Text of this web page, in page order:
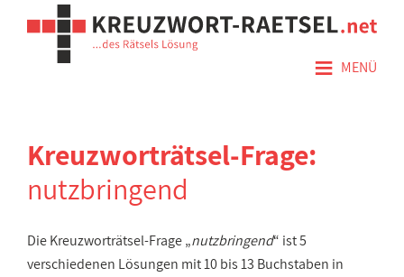
≡ MENÜ
Kreuzworträtsel-Frage:
nutzbringend
Die Kreuzworträtsel-Frage „nutzbringend“ ist 5
verschiedenen Lösungen mit 10 bis 13 Buchstaben in